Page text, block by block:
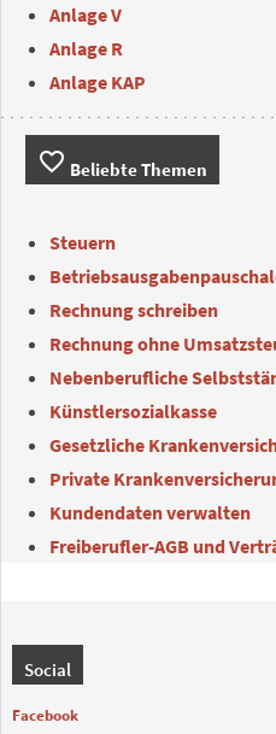
Anlage V
Anlage R
Anlage KAP
favorite_border Beliebte Themen
Steuern
Rechnung schreiben
Rechnung ohne
Nebenberufliche
Künstlersozialkasse
Gesetzliche
Private
Kundendaten verwalten
Freiberufler-AGB und
Social
Facebook